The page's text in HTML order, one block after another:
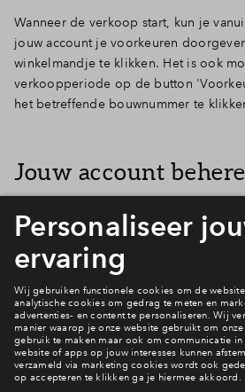
Wanneer de verkoop start, kun je
jouw account je voorkeuren
winkelmandje te klikken. Het is ook
verkoopperiode op de button
het betreffende bouwnummer te
Jouw account
berichten lezen, documenten
gestart jouw voorkeuren beheren.
ziet en je hebt nog geen persoonlijk
snel een aan.
Jouw huis financieren
Bereid je voor